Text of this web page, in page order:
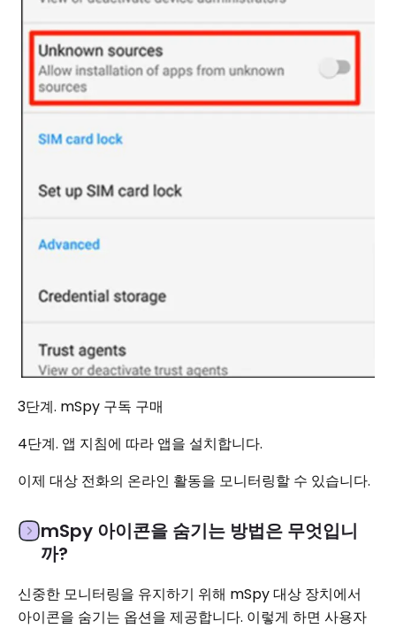
3단계. mSpy 구독 구매
4단계. 앱 지침에 따라 앱을 설치합니다.
이제 대상 전화의 온라인 활동을 모니터링할 수 있습니다.
mSpy 아이콘을 숨기는 방법은 무엇입니
까?
신중한 모니터링을 유지하기 위해 mSpy 대상 장치에서
아이콘을 숨기는 옵션을 제공합니다. 이렇게 하면 사용자